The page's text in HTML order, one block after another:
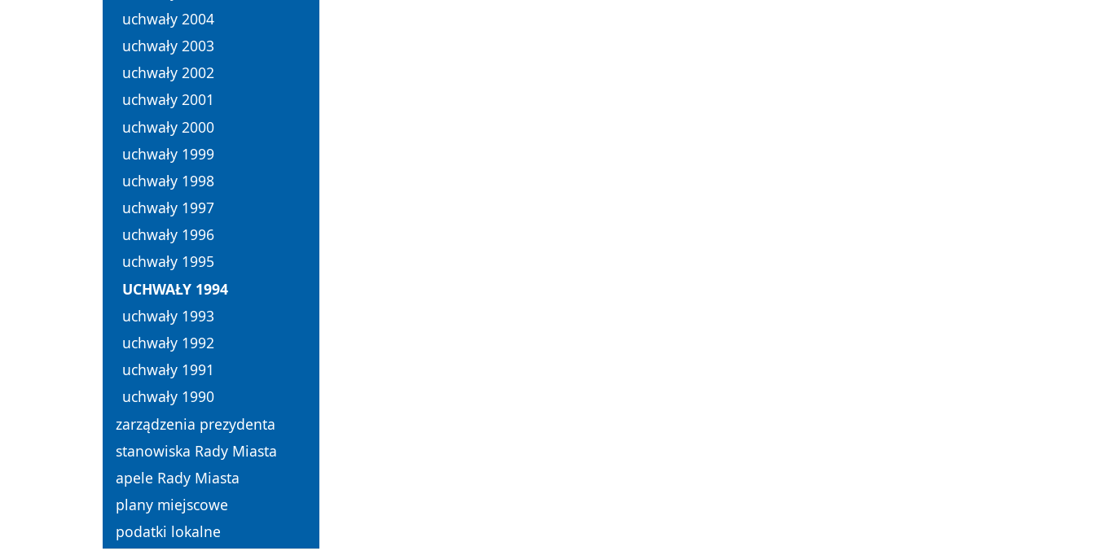
uchwały 2004
uchwały 2003
uchwały 2002
uchwały 2001
uchwały 2000
uchwały 1999
uchwały 1998
uchwały 1997
uchwały 1996
uchwały 1995
UCHWAŁY 1994
uchwały 1993
uchwały 1992
uchwały 1991
uchwały 1990
zarządzenia prezydenta
stanowiska Rady Miasta
apele Rady Miasta
plany miejscowe
podatki lokalne